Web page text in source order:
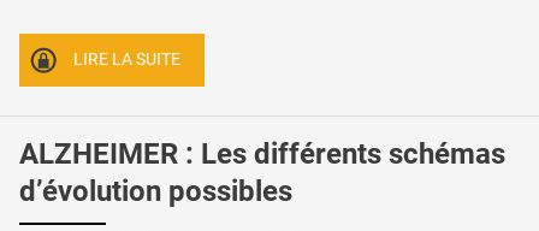
LIRE LA SUITE
ALZHEIMER : Les différents schémas
d’évolution possibles